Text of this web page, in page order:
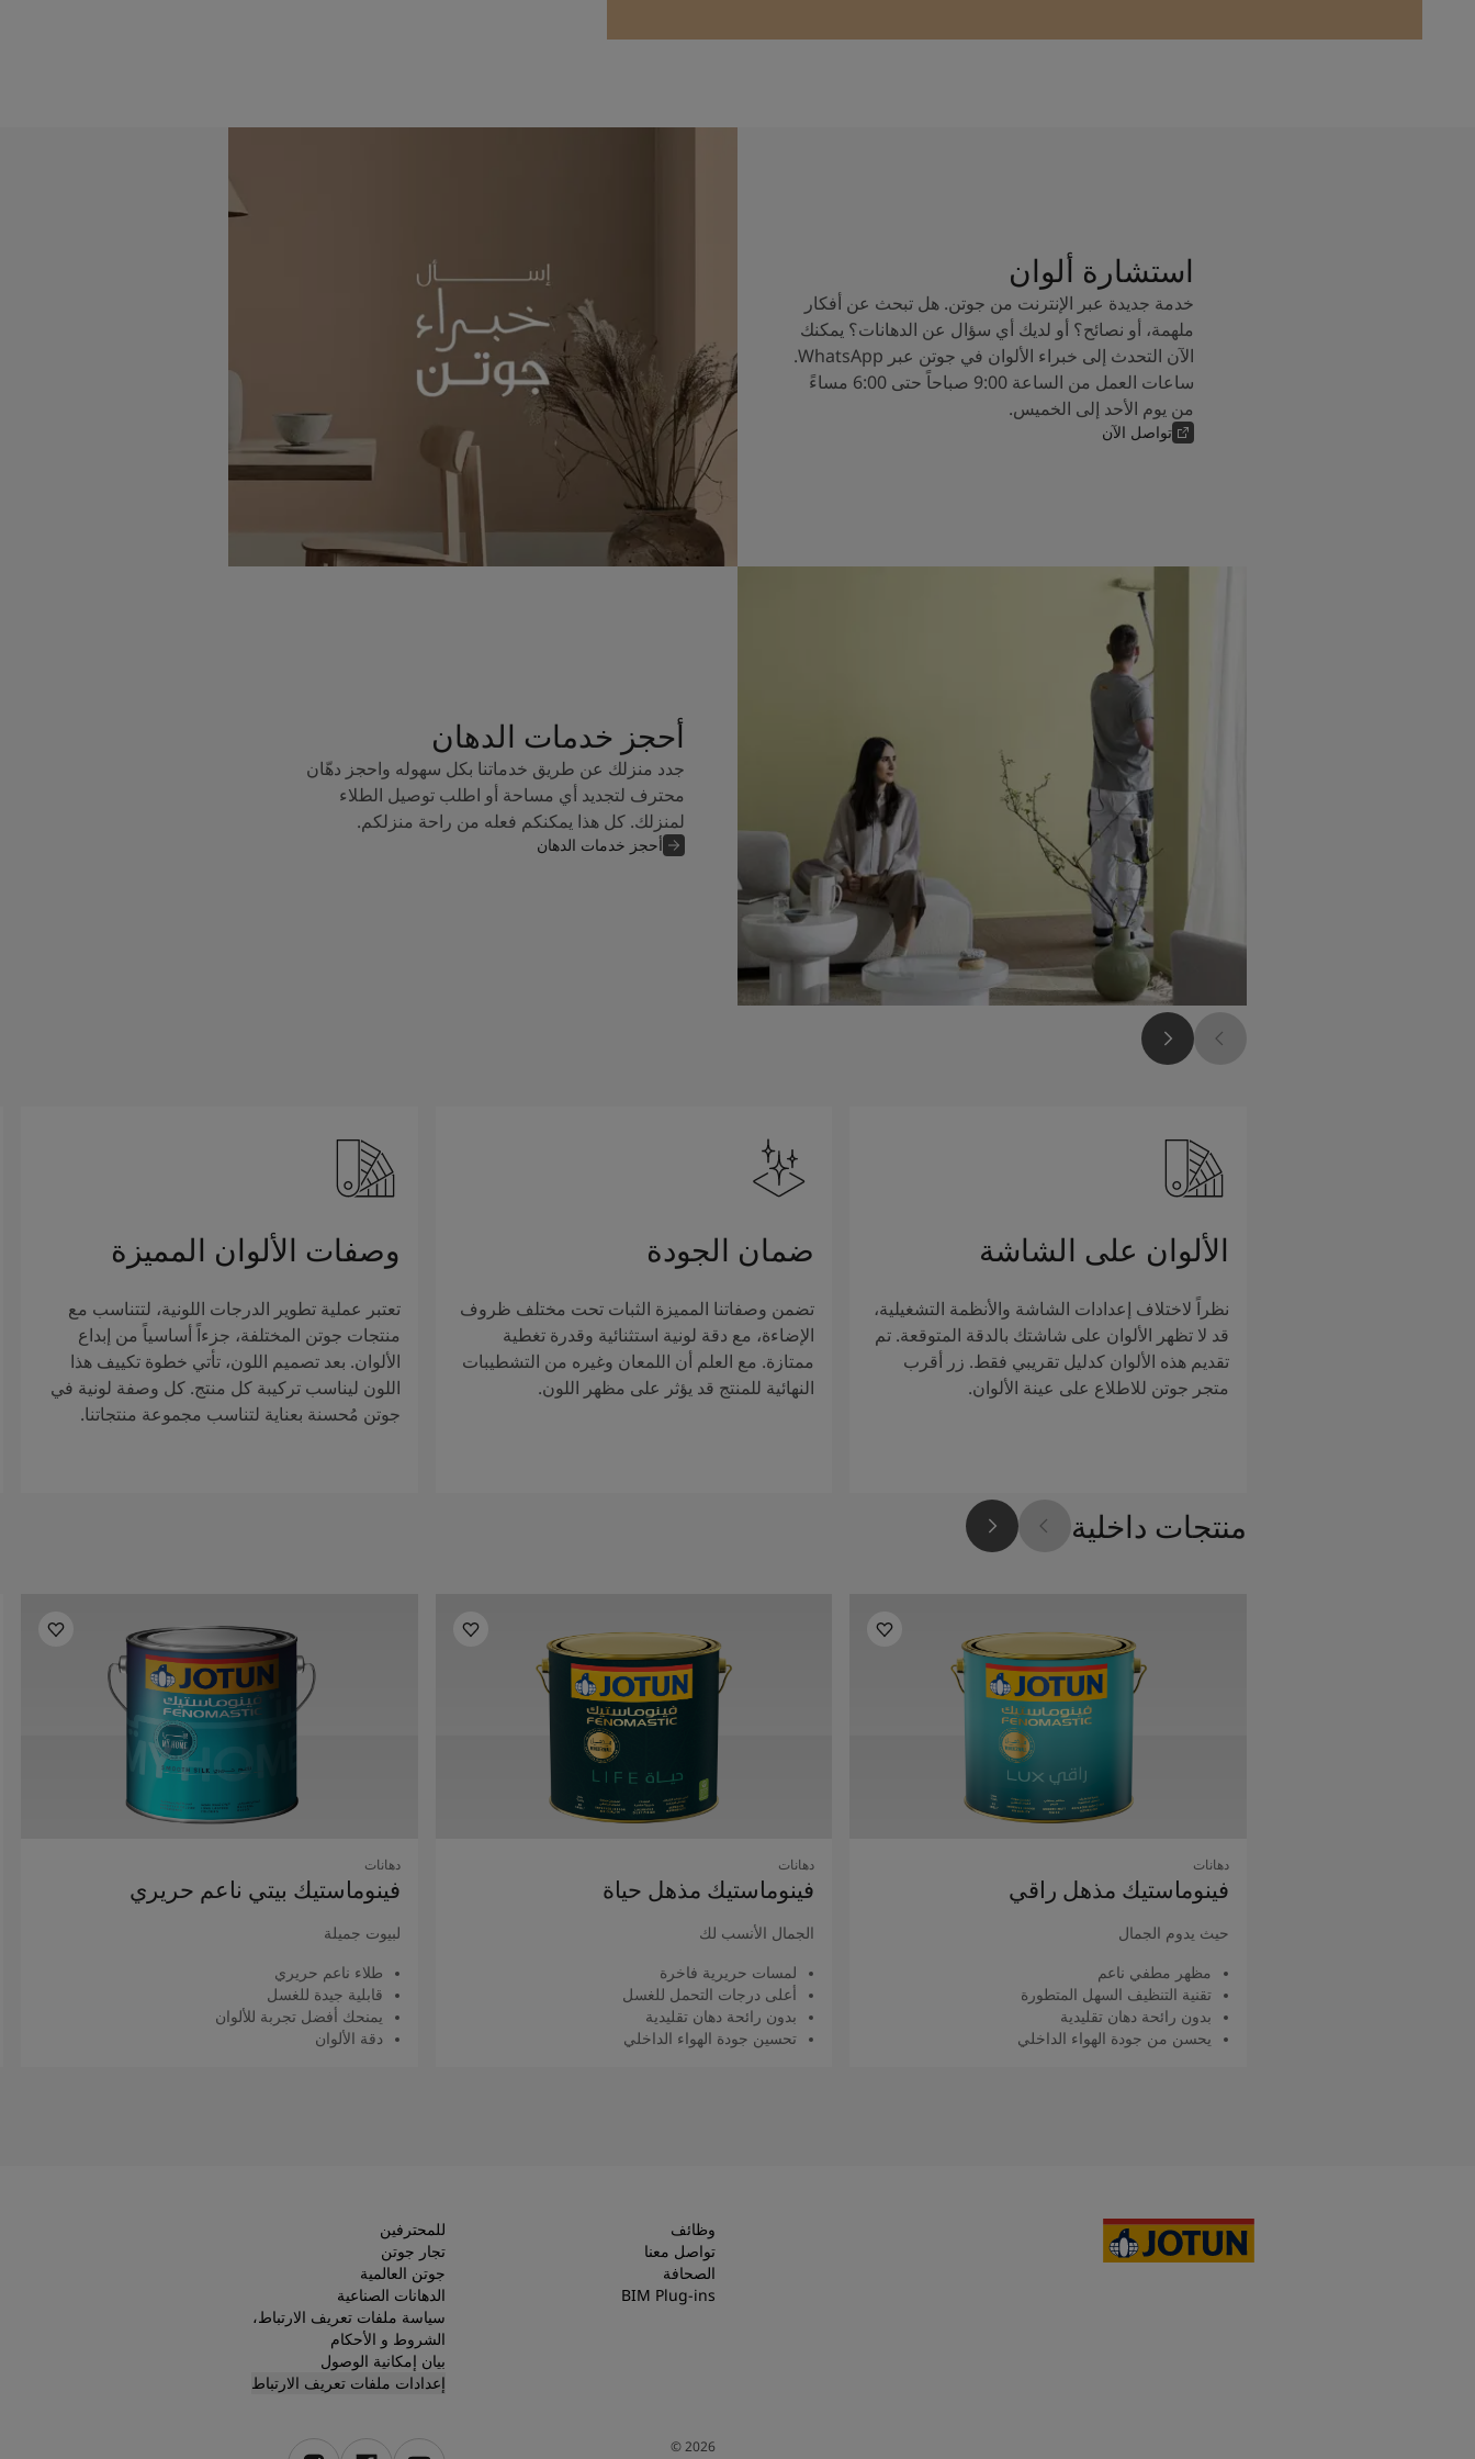
استشارة ألوان
خدمة جديدة عبر الإنترنت من جوتن. هل تبحث عن أفكار
ملهمة، أو نصائح؟ أو لديك أي سؤال عن الدهانات؟ يمكنك
الآن التحدث إلى خبراء الألوان في جوتن عبر WhatsApp.
ساعات العمل من الساعة 9:00 صباحاً حتى 6:00 مساءً
من يوم الأحد إلى الخميس.
تواصل الآن
أحجز خدمات الدهان
جدد منزلك عن طريق خدماتنا بكل سهوله واحجز دهّان
محترف لتجديد أي مساحة أو اطلب توصيل الطلاء
لمنزلك. كل هذا يمكنكم فعله من راحة منزلكم.
أحجز خدمات الدهان
الألوان على الشاشة
نظراً لاختلاف إعدادات الشاشة والأنظمة التشغيلية،
قد لا تظهر الألوان على شاشتك بالدقة المتوقعة. تم
تقديم هذه الألوان كدليل تقريبي فقط. زر أقرب
متجر جوتن للاطلاع على عينة الألوان.
ضمان الجودة
تضمن وصفاتنا المميزة الثبات تحت مختلف ظروف
الإضاءة، مع دقة لونية استثنائية وقدرة تغطية
ممتازة. مع العلم أن اللمعان وغيره من التشطيبات
النهائية للمنتج قد يؤثر على مظهر اللون.
وصفات الألوان المميزة
تعتبر عملية تطوير الدرجات اللونية، لتتناسب مع
منتجات جوتن المختلفة، جزءاً أساسياً من إبداع
الألوان. بعد تصميم اللون، تأتي خطوة تكييف هذا
اللون ليناسب تركيبة كل منتج. كل وصفة لونية في
جوتن مُحسنة بعناية لتناسب مجموعة منتجاتنا.
منتجات داخلية
دهانات
فينوماستيك مذهل راقي
حيث يدوم الجمال
مظهر مطفي ناعم
تقنية التنظيف السهل المتطورة
بدون رائحة دهان تقليدية
يحسن من جودة الهواء الداخلي
دهانات
فينوماستيك مذهل حياة
الجمال الأنسب لك
لمسات حريرية فاخرة
أعلى درجات التحمل للغسل
بدون رائحة دهان تقليدية
تحسين جودة الهواء الداخلي
دهانات
فينوماستيك بيتي ناعم حريري
لبيوت جميلة
طلاء ناعم حريري
قابلية جيدة للغسل
يمنحك أفضل تجربة للألوان
دقة الألوان
وظائف
تواصل معنا
الصحافة
BIM Plug-ins
للمحترفين
تجار جوتن
جوتن العالمية
الدهانات الصناعية
سياسة ملفات تعريف الارتباط،
الشروط و الأحكام
بيان إمكانية الوصول
إعدادات ملفات تعريف الارتباط
2026
©